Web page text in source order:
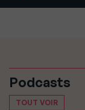
Podcasts
TOUT VOIR